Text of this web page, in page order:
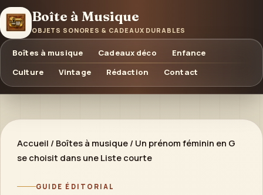
Boîte à Musique
OBJETS SONORES & CADEAUX DURABLES
Boîtes à musique Cadeaux déco
Enfance
Culture
Vintage Rédaction Contact
Accueil / Boîtes à musique / Un prénom féminin en G
se choisit dans une Liste courte
GUIDE ÉDITORIAL